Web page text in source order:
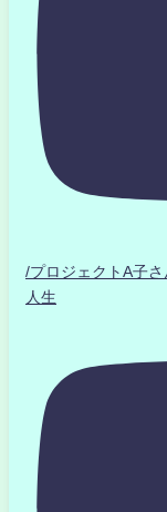
/プロジェクトA子
人生